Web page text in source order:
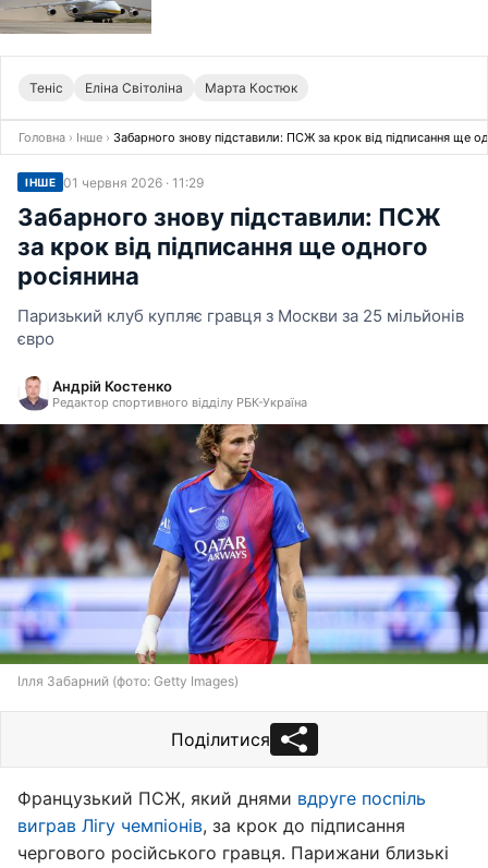
Теніс Еліна Світоліна Марта Костюк
Головна › Інше › Забарного знову підставили: ПСЖ за крок від підписання ще
ІНШЕ 01 червня 2026 · 11:29
Забарного знову підставили: ПСЖ
за крок від підписання ще одного
росіянина
Паризький клуб купляє гравця з Москви за 25 мільйонів
євро
Андрій Костенко
Редактор спортивного відділу РБК-Україна
Ілля Забарний (фото: Getty Images)
Поділитися
Французький ПСЖ, який днями вдруге поспіль
виграв Лігу чемпіонів, за крок до підписання
чергового російського гравця. Парижани близькі